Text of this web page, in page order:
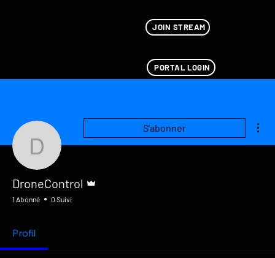
JOIN STREAM
PORTAL LOGIN
DroneControl
S'abonner
DroneControl
1 Abonné 0 Suivi
Profil